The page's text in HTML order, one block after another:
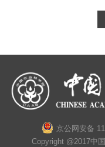
京公网安备
Copyright @2017中